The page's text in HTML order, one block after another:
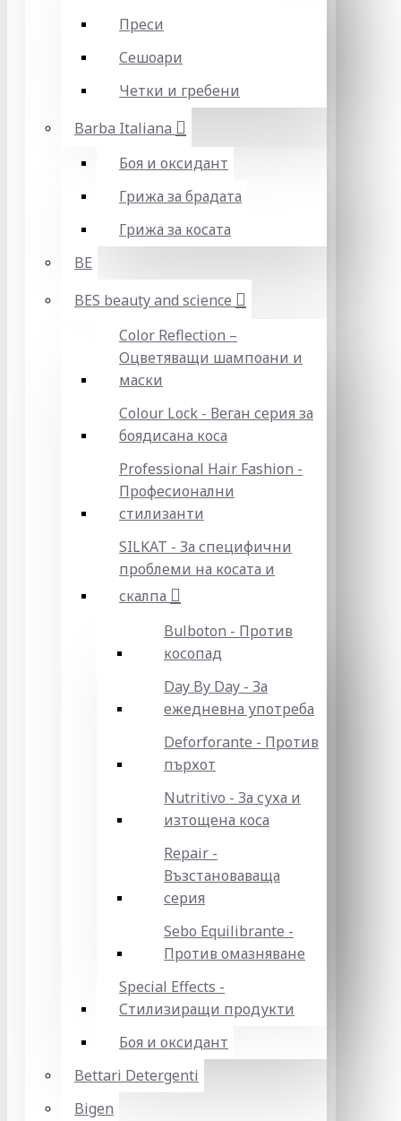
Преси
Сешоари
Четки и гребени
Barba Italiana
Боя и оксидант
Грижа за брадата
Грижа за косата
BE
BES beauty and science
Color Reflection –
Оцветяващи шампоани и
маски
Colour Lock - Веган серия за
боядисана коса
Professional Hair Fashion -
Професионални
стилизанти
SILKAT - За специфични
проблеми на косата и
скалпа
Bulboton - Против
косопад
Day By Day - За
ежедневна употреба
Deforforante - Против
пърхот
Nutritivo - За суха и
изтощена коса
Repair -
Възстановаваща
серия
Sebo Equilibrante -
Против омазняване
Special Effects -
Стилизиращи продукти
Боя и оксидант
Bettari Detergenti
Bigen